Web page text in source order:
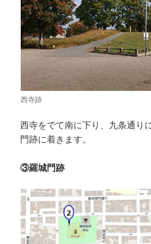
西寺跡
西寺をでて南に下り、九条通り
門跡に着きます。
③羅城門跡